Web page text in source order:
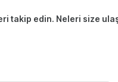
takip edin. Neleri size